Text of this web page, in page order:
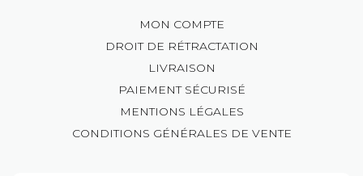
MON COMPTE
DROIT DE RÉTRACTATION
LIVRAISON
PAIEMENT SÉCURISÉ
MENTIONS LÉGALES
CONDITIONS GÉNÉRALES DE VENTE